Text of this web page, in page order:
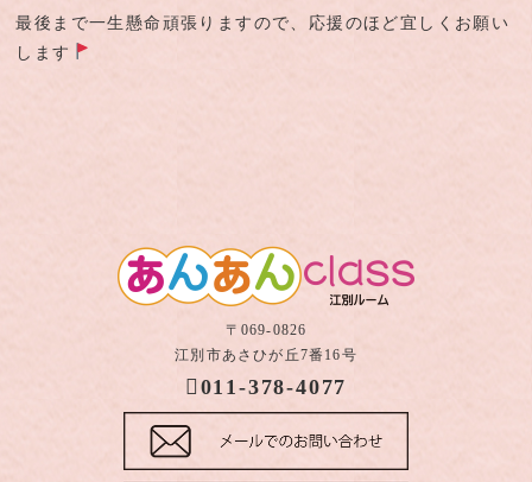
最後まで一生懸命頑張りますので、応援のほど宜しくお願い
します
〒069-0826
江別市あさひが丘7番16号
011-378-4077